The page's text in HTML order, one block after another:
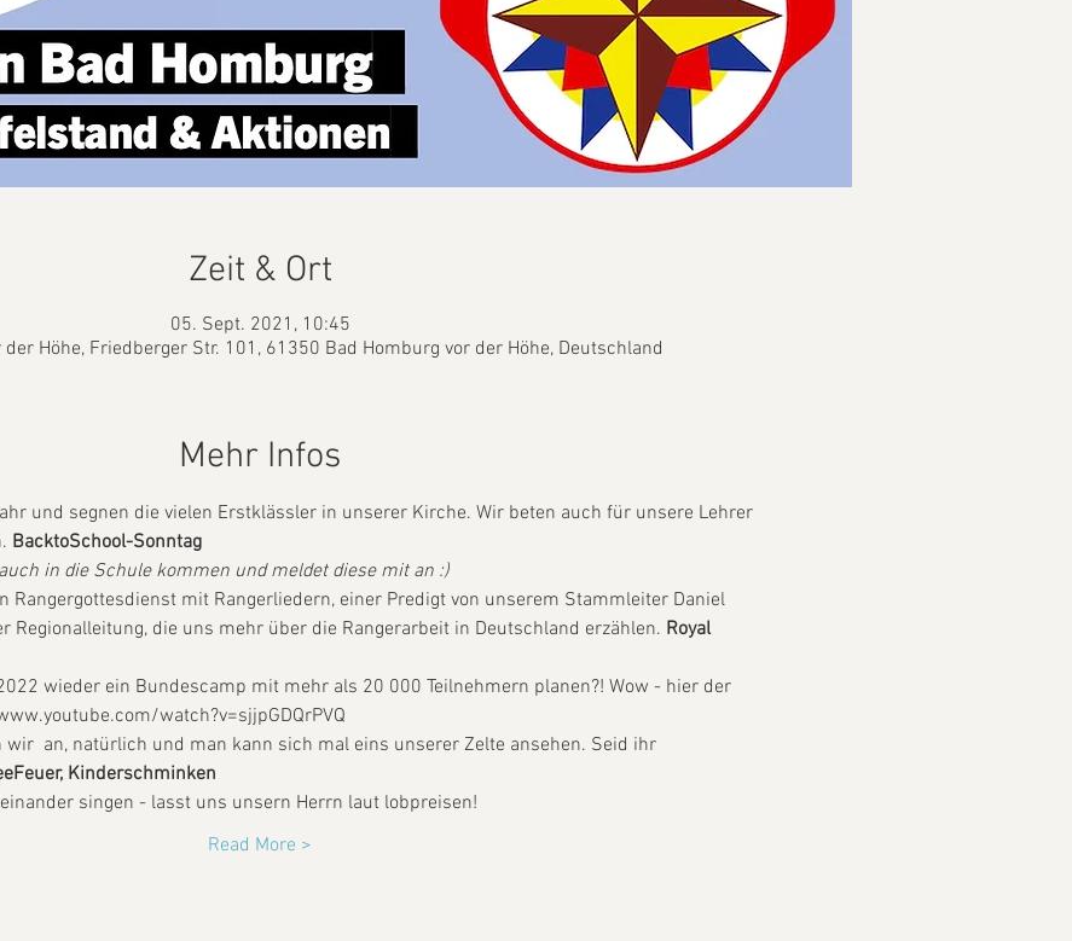
Zeit & Ort
05. Sept. 2021, 10:45
Höhe, Friedberger Str. 101, 61350 Bad Homburg vor der Höhe, Deutschland
Mehr Infos
und segnen die vielen Erstklässler in unserer Kirche. Wir beten auch für unsere Lehrer
BacktoSchool-Sonntag
in die Schule kommen und meldet diese mit an :)
Rangergottesdienst mit Rangerliedern, einer Predigt von unserem Stammleiter Daniel
Regionalleitung, die uns mehr über die Rangerarbeit in Deutschland erzählen. Royal
wieder ein Bundescamp mit mehr als 20 000 Teilnehmern planen?! Wow - hier der
watch?v=sjjpGDQrPVQ
wir an, natürlich und man kann sich mal eins unserer Zelte ansehen. Seid ihr
Feuer, Kinderschminken
singen - lasst uns unsern Herrn laut lobpreisen!
Read More >